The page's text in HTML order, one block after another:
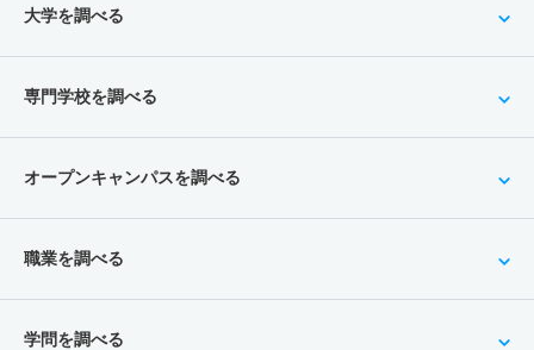
大学を調べる
専門学校を調べる
オープンキャンパスを調べる
職業を調べる
学問を調べる